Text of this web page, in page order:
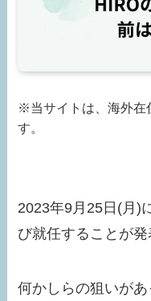
※当サイトは、海外在
す。
2023年9月25日(月)
び就任することが発
何かしらの狙いがあ